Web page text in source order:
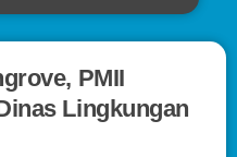
PMII
Lingkungan